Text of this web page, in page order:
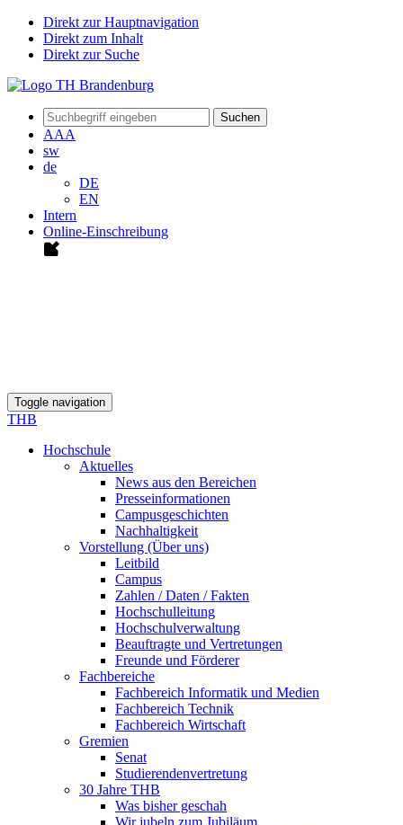
Direkt zur Hauptnavigation
Direkt zum Inhalt
Direkt zur Suche
Suchen
AAA
sw
de
DE
EN
Intern
Online-Einschreibung
Toggle navigation
THB
Hochschule
Aktuelles
News aus den Bereichen
Presseinformationen
Campusgeschichten
Nachhaltigkeit
Vorstellung (Über uns)
Leitbild
Campus
Zahlen / Daten / Fakten
Hochschulleitung
Hochschulverwaltung
Beauftragte und Vertretungen
Freunde und Förderer
Fachbereiche
Fachbereich Informatik und Medien
Fachbereich Technik
Fachbereich Wirtschaft
Gremien
Senat
Studierendenvertretung
30 Jahre THB
Was bisher geschah
Wir jubeln zum Jubiläum